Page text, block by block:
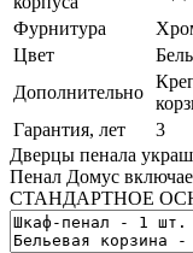
Фурнитура
Цвет
Дополнительно
Гарантия, лет
3
Дверцы пенала
Пенал Домус
СТАНДАРТНОЕ